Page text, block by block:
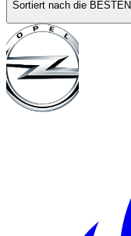
Sortiert nach die BESTEN